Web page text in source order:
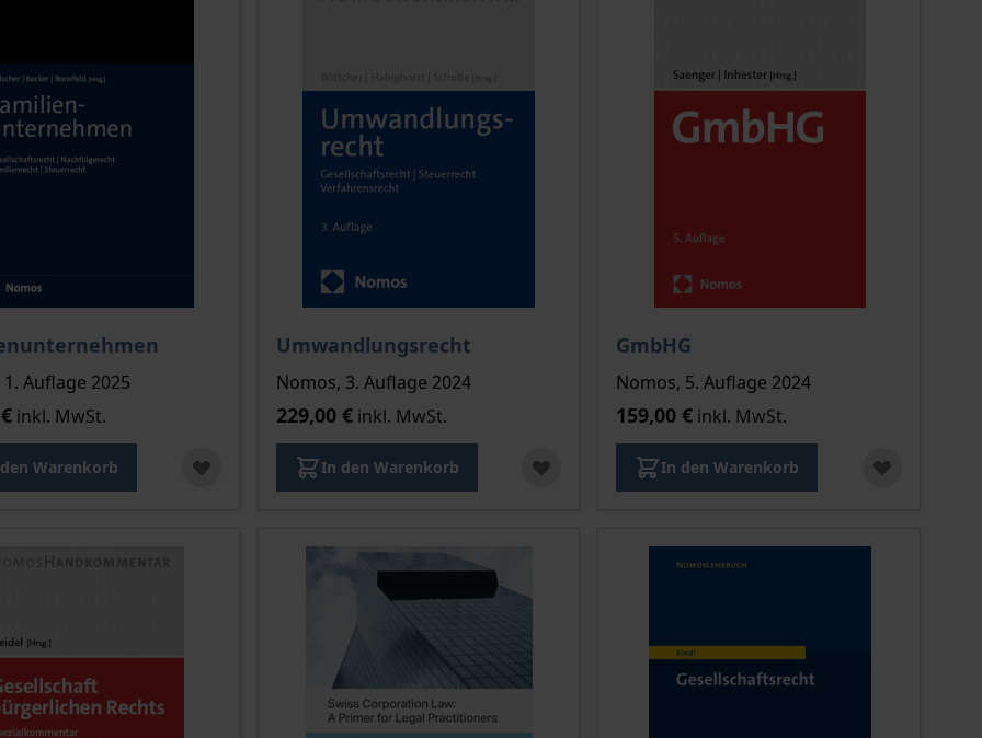
Auflage 2025
inkl. MwSt.
Warenkorb
Umwandlungsrecht
Nomos, 3. Auflage 2024
229,00 € inkl. MwSt.
In den Warenkorb
GmbHG
Nomos, 5. Auflage 2024
159,00 € inkl. MwSt.
In den Warenkorb